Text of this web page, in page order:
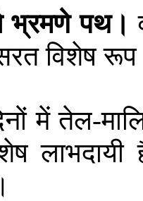
भ्रमणेपथ।
विशेष
में तेल-